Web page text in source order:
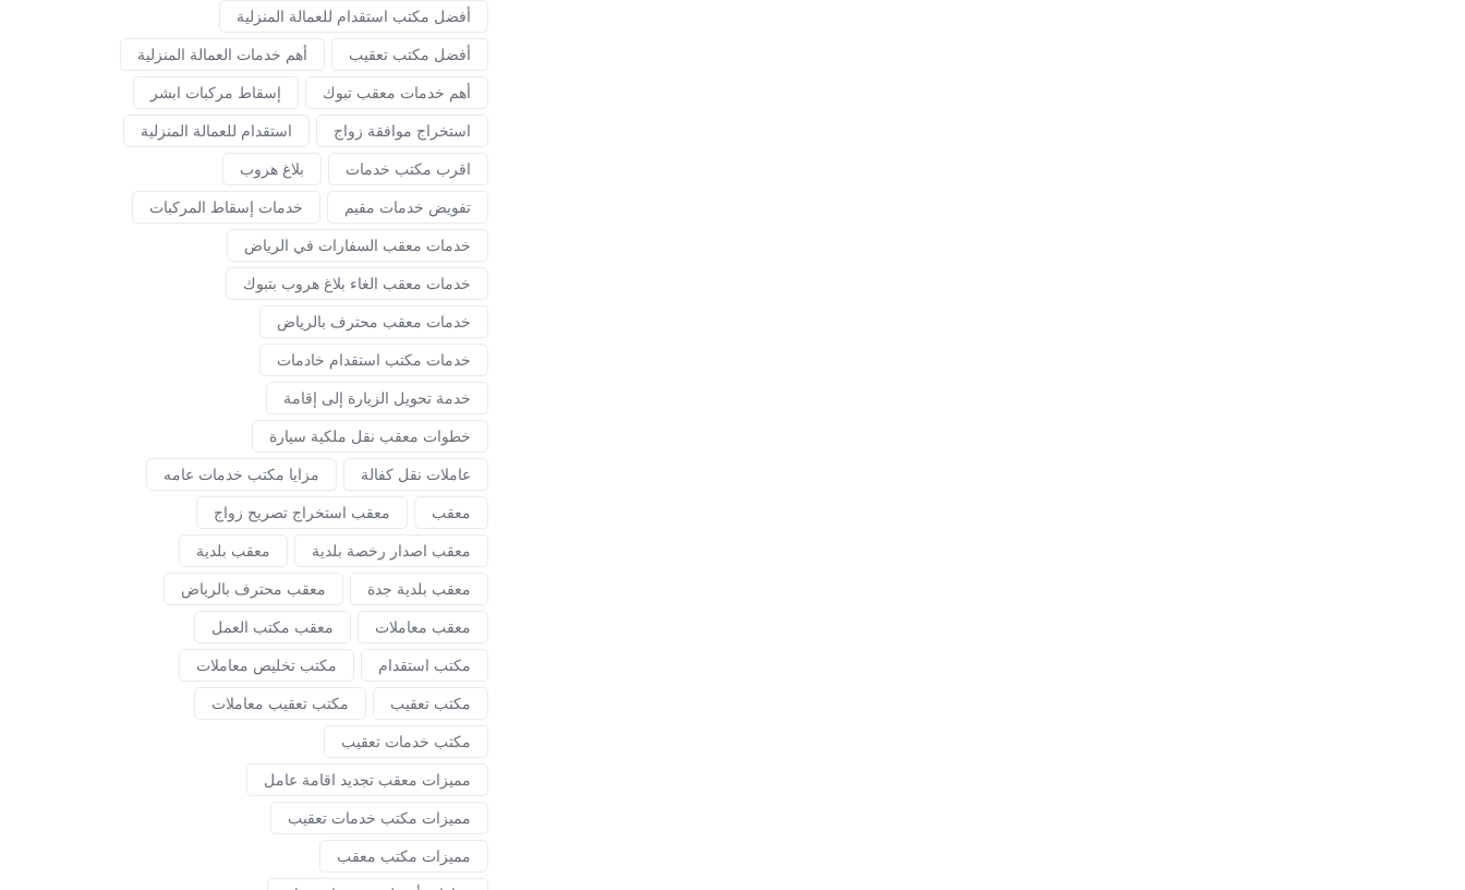
أفضل مكتب استقدام للعمالة المنزلية
أفضل مكتب تعقيب
أهم خدمات العمالة المنزلية
أهم خدمات معقب تبوك
إسقاط مركبات ابشر
استخراج موافقة زواج
استقدام للعمالة المنزلية
اقرب مكتب خدمات
بلاغ هروب
تفويض خدمات مقيم
خدمات إسقاط المركبات
خدمات معقب السفارات في الرياض
خدمات معقب الغاء بلاغ هروب بتبوك
خدمات معقب محترف بالرياض
خدمات مكتب استقدام خادمات
خدمة تحويل الزيارة إلى إقامة
خطوات معقب نقل ملكية سيارة
عاملات نقل كفالة
مزايا مكتب خدمات عامه
معقب
معقب استخراج تصريح زواج
معقب اصدار رخصة بلدية
معقب بلدية
معقب بلدية جدة
معقب محترف بالرياض
معقب معاملات
معقب مكتب العمل
مكتب استقدام
مكتب تخليص معاملات
مكتب تعقيب
مكتب تعقيب معاملات
مكتب خدمات تعقيب
مميزات معقب تجديد اقامة عامل
مميزات مكتب خدمات تعقيب
مميزات مكتب معقب